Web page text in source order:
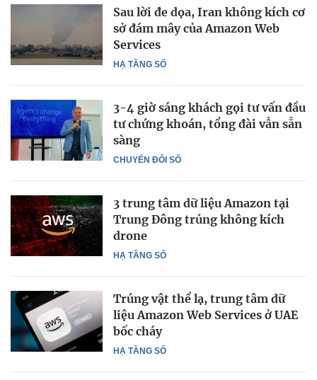
HẠ TẦNG SỐ
Sau lời đe dọa, Iran không kích cơ
sở đám mây của Amazon Web
Services
CHUYỂN ĐỔI SỐ
3-4 giờ sáng khách gọi tư vấn đầu
tư chứng khoán, tổng đài vẫn sẵn
sàng
HẠ TẦNG SỐ
3 trung tâm dữ liệu Amazon tại
Trung Đông trúng không kích
drone
HẠ TẦNG SỐ
Trúng vật thể lạ, trung tâm dữ
liệu Amazon Web Services ở UAE
bốc cháy